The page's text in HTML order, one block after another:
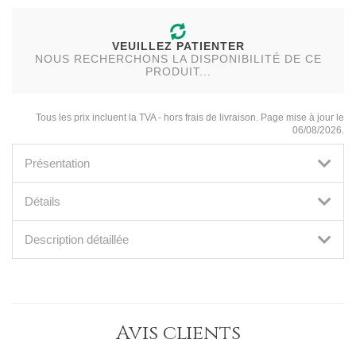
VEUILLEZ PATIENTER
NOUS RECHERCHONS LA DISPONIBILITÉ DE CE
PRODUIT...
Tous les prix incluent la TVA - hors frais de livraison. Page mise à jour le
06/08/2026.
Présentation
Détails
Description détaillée
Avis clients